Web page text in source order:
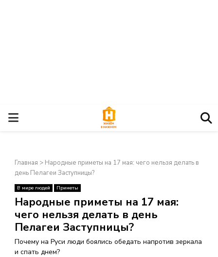
О
Н
О
В
Н
Главная > Народные приметы на 17 мая: чего нельзя делать в
день Пелагеи Заступницы?
В мире людей Приметы
Народные приметы на 17 мая:
чего нельзя делать в день
Пелагеи Заступницы?
Почему на Руси люди боялись обедать напротив зеркала
и спать днем?